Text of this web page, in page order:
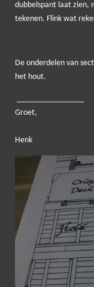
dubbelspant laat zien,
tekenen. Flink wat
De onderdelen van
het hout.
Groet,
Henk